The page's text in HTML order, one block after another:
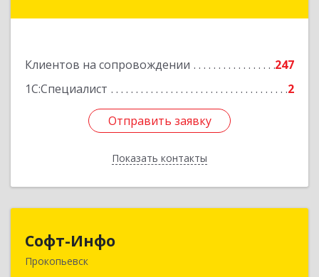
Клиентов на сопровождении
247
1С:Специалист
2
Отправить заявку
Показать контакты
Отправить заявку
Назад
Софт-Инфо
Прокопьевск653039, Кемеровская область - Кузбасс,